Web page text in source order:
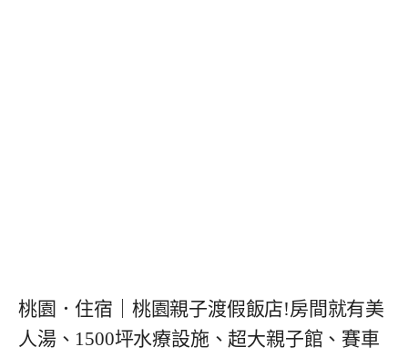
桃園．住宿｜桃園親子渡假飯店!房間就有美
人湯、1500坪水療設施、超大親子館、賽車